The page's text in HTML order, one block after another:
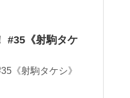
#35《射駒タケ
《射駒タケシ》